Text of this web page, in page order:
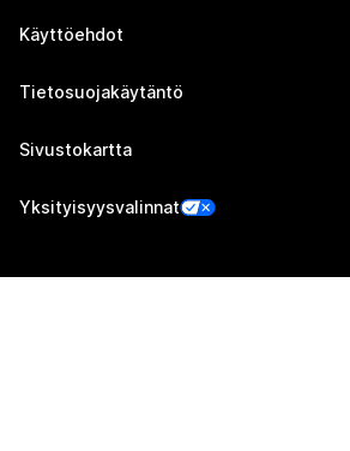
Käyttöehdot
Tietosuojakäytäntö
Sivustokartta
Yksityisyysvalinnat